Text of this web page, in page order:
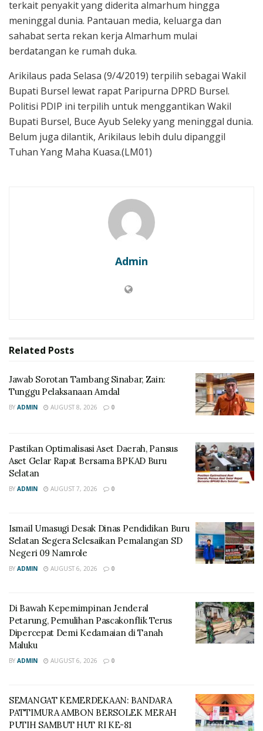
terkait penyakit yang diderita almarhum hingga
meninggal dunia. Pantauan media, keluarga dan
sahabat serta rekan kerja Almarhum mulai
berdatangan ke rumah duka.
Arikilaus pada Selasa (9/4/2019) terpilih sebagai Wakil
Bupati Bursel lewat rapat Paripurna DPRD Bursel.
Politisi PDIP ini terpilih untuk menggantikan Wakil
Bupati Bursel, Buce Ayub Seleky yang meninggal dunia.
Belum juga dilantik, Arikilaus lebih dulu dipanggil
Tuhan Yang Maha Kuasa.(LM01)
Admin
Related Posts
Jawab Sorotan Tambang Sinabar, Zain:
Tunggu Pelaksanaan Amdal
BY ADMIN AUGUST 8, 2026 0
Pastikan Optimalisasi Aset Daerah, Pansus
Aset Gelar Rapat Bersama BPKAD Buru
Selatan
BY ADMIN AUGUST 7, 2026 0
Ismail Umasugi Desak Dinas Pendidikan Buru
Selatan Segera Selesaikan Pemalangan SD
Negeri 09 Namrole
BY ADMIN AUGUST 6, 2026 0
Di Bawah Kepemimpinan Jenderal
Petarung, Pemulihan Pascakonflik Terus
Dipercepat Demi Kedamaian di Tanah
Maluku
BY ADMIN AUGUST 6, 2026 0
SEMANGAT KEMERDEKAAN: BANDARA
PATTIMURA AMBON BERSOLEK MERAH
PUTIH SAMBUT HUT RI KE-81